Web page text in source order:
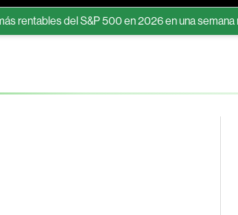
del S&P 500 en 2026 en una semana récord